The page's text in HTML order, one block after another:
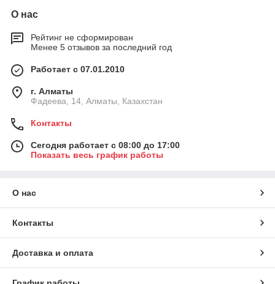
О нас
Рейтинг не сформирован
Менее 5 отзывов за последний год
Работает с 07.01.2010
г. Алматы
Фадеева, 14, Алматы, Казахстан
Контакты
Сегодня работает с 08:00 до 17:00
Показать весь график работы
О нас
Контакты
Доставка и оплата